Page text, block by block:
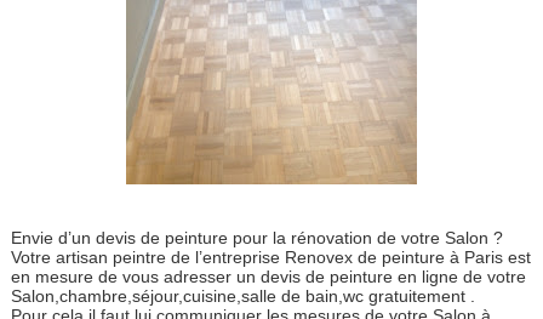
Envie d’un devis de peinture pour la rénovation de votre Salon ?
Votre artisan peintre de l’entreprise Renovex de peinture à Paris est
en mesure de vous adresser un devis de peinture en ligne de votre
Salon,chambre,séjour,cuisine,salle de bain,wc gratuitement .